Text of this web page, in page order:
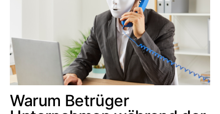
Warum Betrüger